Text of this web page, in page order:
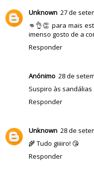
Unknown 27 de
👊👌👏 para mais
imenso gosto de a
Responder
Anónimo 28 de
Suspiro às sandálias
Responder
Unknown 28 de
🌾 Tudo giiiiro! 😘
Responder